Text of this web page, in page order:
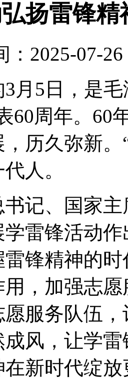
扬雷锋精
：2025-07-26
月5日，是
60周年。60
，历久弥新
人。
书记、国家
学雷锋活动
锋精神的
，加强志
愿服务队伍
成风，让学
新时代绽